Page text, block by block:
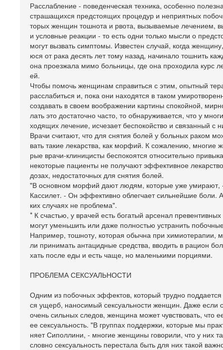
Расслабление - поведенческая техника, особенно
страшащихся предстоящих процедур и неприятных
торых женщин тошнота и рвота, вызываемые лечением,
и условные реакции - то есть одни только мысли о
могут вызвать симптомы. Известен случай, когда
юся от рака десять лет тому назад, начинало тошнить
она проезжала мимо больницы, где она проходила курс
ей.
Чтобы помочь женщинам справиться с этим, опытный
расслабиться и, пока они находятся в таком
создавать в своем воображении картины спокойной,
лать это достаточно часто, то обнаруживается, что у
ходящих лечение, исчезает беспокойство и связанный с
Врачи считают, что для снятия болей у больных раком
вать такие лекарства, как морфий. К сожалению, многие
рые врачи-клиницисты беспокоятся относительно
некоторые пациенты не получают эффективное
дозах, недостаточных для снятия болей.
"В основном морфий дают людям, которые уже умирают,
Кассилет. - Он эффективно облегчает сильнейшие боли.
ких случаях не проблема".
* К счастью, у врачей есть богатый арсенал
могут уменьшить или даже полностью устранить
Например, тошноту, которая обычна при химиотерапии,
ли принимать антацидные средства, вводить в рацион
хать после еды и есть чаще, но маленькими порциями.
ПРОБЛЕМА СЕКСУАЛЬНОСТИ
Одним из побочных эффектов, который трудно
ся ущерб, наносимый сексуальности женщин. Даже если
очень сильных следов, женщина может чувствовать, что
ее сексуальность. "В группах поддержки, которые мы
няет Сиполлини, - многие женщины говорили, что у них
словно сексуальность перестала быть для них такой